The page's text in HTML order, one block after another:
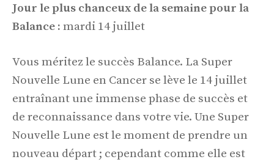
Jour le plus chanceux de la semaine pour la
Balance : mardi 14 juillet
Vous méritez le succès Balance. La Super
Nouvelle Lune en Cancer se lève le 14 juillet
entraînant une immense phase de succès et
de reconnaissance dans votre vie. Une Super
Nouvelle Lune est le moment de prendre un
nouveau départ ; cependant comme elle est